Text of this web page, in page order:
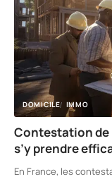
DOMICILE IMMO
Contestation de
s’y prendre
En France, les